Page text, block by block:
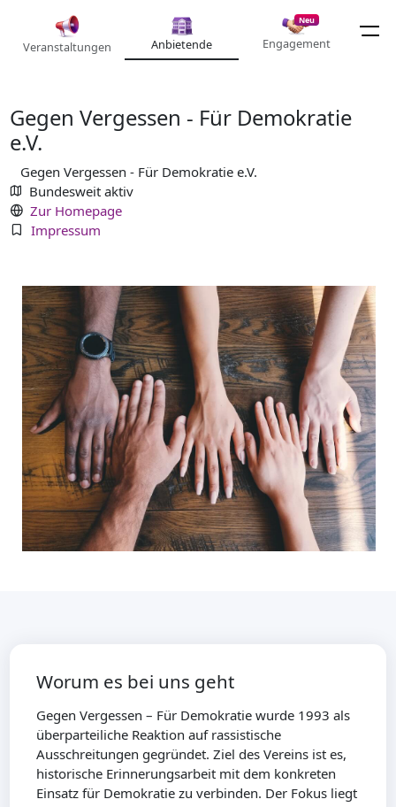
Veranstaltungen Anbietende
Neu
Engagement
Gegen Vergessen - Für Demokratie
e.V.
Gegen Vergessen - Für Demokratie e.V.
Bundesweit aktiv
Zur Homepage
Impressum
Worum es bei uns geht
Gegen Vergessen – Für Demokratie wurde 1993 als
überparteiliche Reaktion auf rassistische
Ausschreitungen gegründet. Ziel des Vereins ist es,
historische Erinnerungsarbeit mit dem konkreten
Einsatz für Demokratie zu verbinden. Der Fokus liegt